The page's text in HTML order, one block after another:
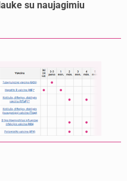
lauke su naujagimiu